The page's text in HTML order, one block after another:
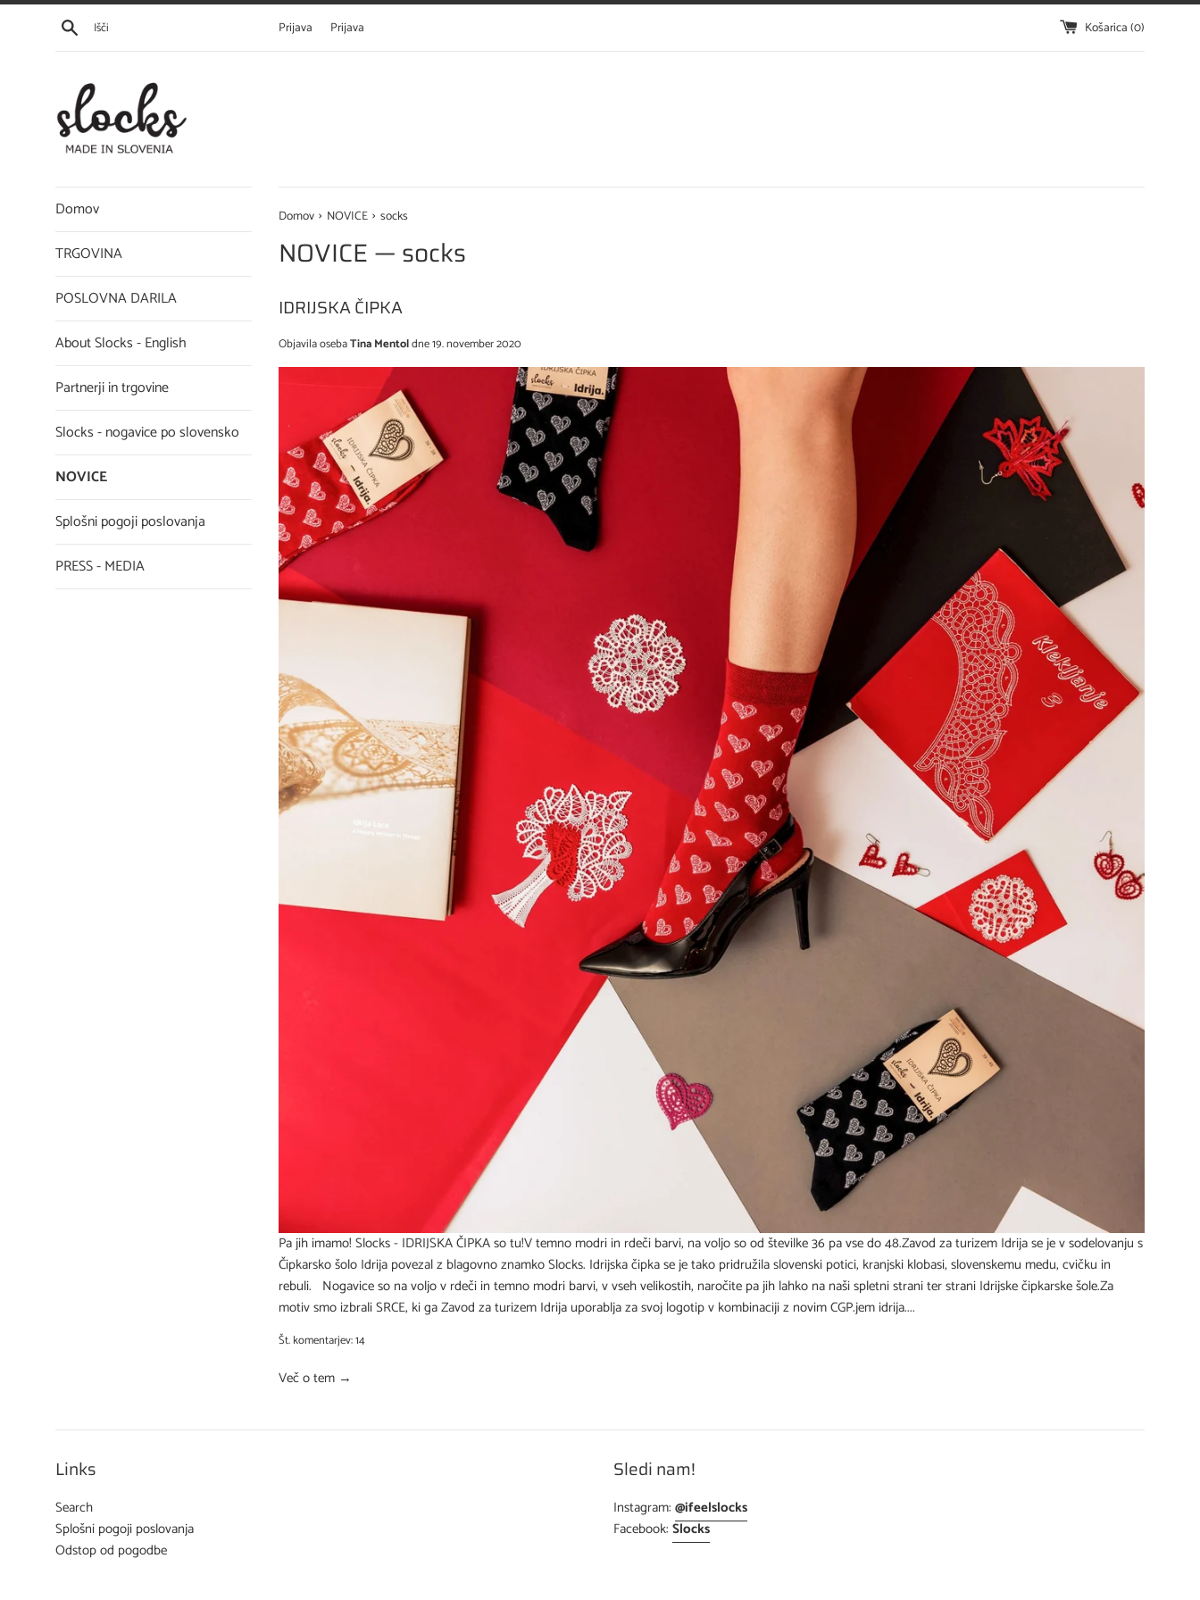
Preskoči
Išči Prijava Prijava Košarica (0)
Domov
TRGOVINA
POSLOVNA DARILA
About Slocks - English
Partnerji in trgovine
Slocks - nogavice po slovensko
NOVICE
Splošni pogoji poslovanja
PRESS - MEDIA
Domov › NOVICE › socks
NOVICE — socks
IDRIJSKA ČIPKA
Objavila osebaTina Mentoldne19. november 2020
Pa jih imamo! Slocks - IDRIJSKA ČIPKA so tu!V temno modri in rdeči barvi, na voljo so od številke 36 pa vse do 48.Zavod za turizem Idrija se je v sodelovanju s
Čipkarsko šolo Idrija povezal z blagovno znamko Slocks. Idrijska čipka se je tako pridružila slovenski potici, kranjski klobasi, slovenskemu medu, cvičku in
rebuli. Nogavice so na voljo v rdeči in temno modri barvi, v vseh velikostih, naročite pa jih lahko na naši spletni strani ter strani Idrijske čipkarske šole.Za
motiv smo izbrali SRCE, ki ga Zavod za turizem Idrija uporablja za svoj logotip v kombinaciji z novim CGP.jem idrija....
Št. komentarjev: 14
Več o tem →
Links
Search
Splošni pogoji poslovanja
Odstop od pogodbe
Sledi nam!
Instagram: @ifeelslocks
Facebook: Slocks